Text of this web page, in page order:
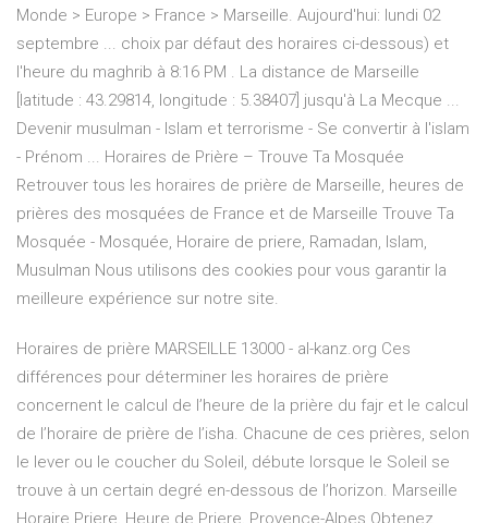
Monde > Europe > France > Marseille. Aujourd'hui: lundi 02
septembre ... choix par défaut des horaires ci-dessous) et
l'heure du maghrib à 8:16 PM . La distance de Marseille
[latitude : 43.29814, longitude : 5.38407] jusqu'à La Mecque ...
Devenir musulman - Islam et terrorisme - Se convertir à l'islam
- Prénom ... Horaires de Prière – Trouve Ta Mosquée
Retrouver tous les horaires de prière de Marseille, heures de
prières des mosquées de France et de Marseille Trouve Ta
Mosquée - Mosquée, Horaire de priere, Ramadan, Islam,
Musulman Nous utilisons des cookies pour vous garantir la
meilleure expérience sur notre site.
Horaires de prière MARSEILLE 13000 - al-kanz.org Ces
différences pour déterminer les horaires de prière
concernent le calcul de l’heure de la prière du fajr et le calcul
de l’horaire de prière de l’isha. Chacune de ces prières, selon
le lever ou le coucher du Soleil, débute lorsque le Soleil se
trouve à un certain degré en-dessous de l’horizon. Marseille